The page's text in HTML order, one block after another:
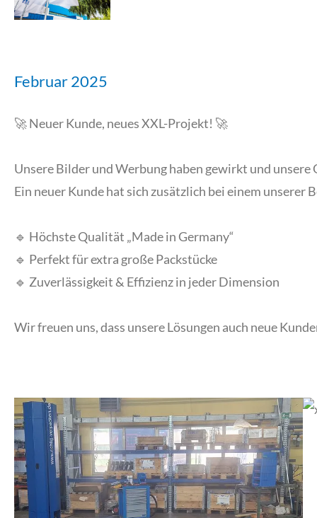
Februar 2025
🚀 Neuer Kunde, neues XXL-Projekt! 🚀
Unsere Bilder und Werbung haben gewirkt und
Ein neuer Kunde hat sich zusätzlich bei einem
🔹 Höchste Qualität „Made in Germany“
🔹 Perfekt für extra große Packstücke
🔹 Zuverlässigkeit & Effizienz in jeder Dimension
Wir freuen uns, dass unsere Lösungen auch neue